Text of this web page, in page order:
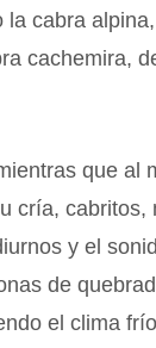
cabra
cachemira,
que al
cría, cabritos,
y el
de
el clima